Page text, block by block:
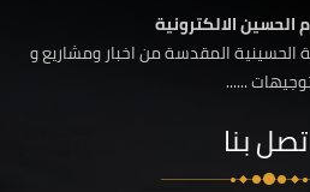
الحسين الالكترونية
الحسينية المقدسة من اخبار ومشاريع و
......
بنا